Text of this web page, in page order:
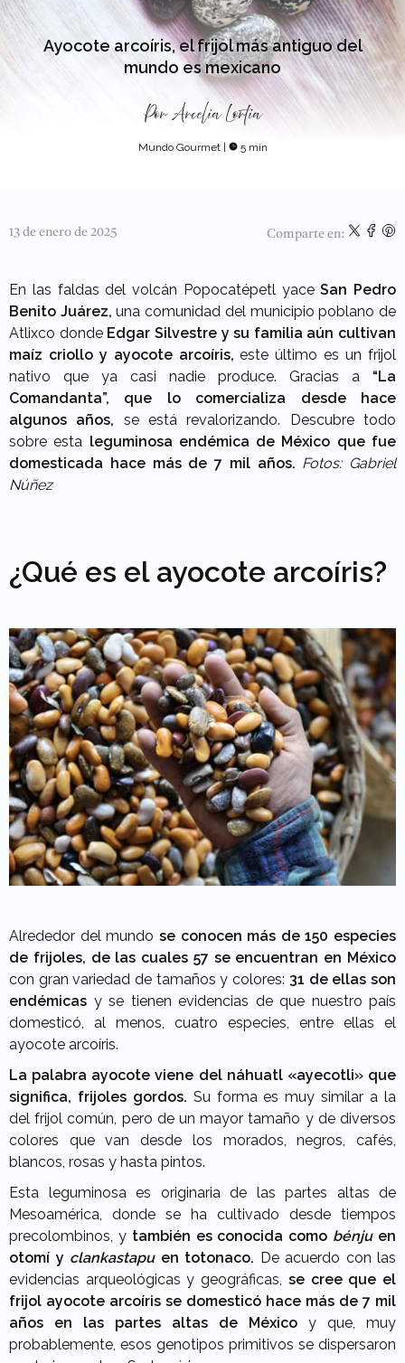
Ayocote arcoíris, el frijol más antiguo del
mundo es mexicano
Por Arcelia Lortia
Mundo Gourmet | 5 min
13 de enero de 2025 Comparte en:
En las faldas del volcán Popocatépetl yaceSan Pedro
Benito Juárez, una comunidad del municipio poblano de
Atlixco donde Edgar Silvestre y su familia aún cultivan
maíz criollo y ayocote arcoíris, este último es un frijol
nativo que ya casi nadie produce. Gracias a “La
Comandanta”, que lo comercializa desde hace
algunos años, se está revalorizando. Descubre todo
sobre esta leguminosa endémica de México que fue
domesticada hace más de 7 mil años. Fotos: Gabriel
Núñez
¿Qué es el ayocote arcoíris?
Alrededor del mundo se conocen más de 150 especies
de frijoles, de las cuales 57 se encuentran en México
con gran variedad de tamaños y colores: 31 de ellas son
endémicas y se tienen evidencias de que nuestro país
domesticó, al menos, cuatro especies, entre ellas el
ayocote arcoíris.
La palabra ayocote viene del náhuatl «ayecotli» que
significa, frijoles gordos. Su forma es muy similar a la
del frijol común, pero de un mayor tamaño y de diversos
colores que van desde los morados, negros, cafés,
blancos, rosas y hasta pintos.
Esta leguminosa es originaria de las partes altas de
Mesoamérica, donde se ha cultivado desde tiempos
precolombinos, ytambién es conocida como bénjuen
otomí y clankastapuen totonaco. De acuerdo con las
evidencias arqueológicas y geográficas, se cree que el
frijol ayocote arcoíris se domesticó hace más de 7 mil
años en las partes altas de México y que, muy
probablemente, esos genotipos primitivos se dispersaron